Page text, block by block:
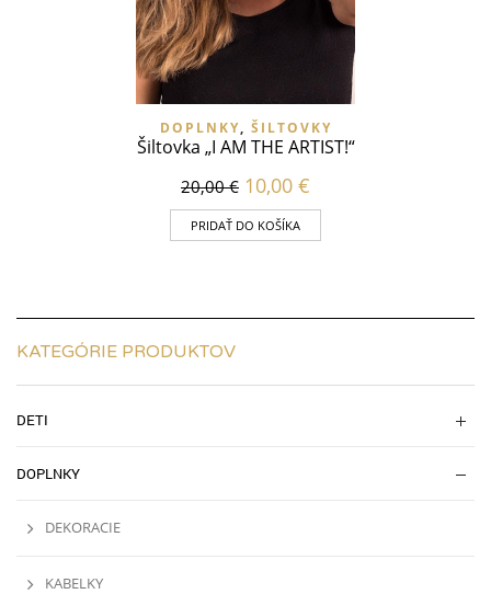
DOPLNKY, ŠILTOVKY
Šiltovka „I AM THE ARTIST!“
20,00€ 10,00 €
PRIDAŤ DO KOŠÍKA
KATEGÓRIE PRODUKTOV
DETI
DOPLNKY
DEKORACIE
KABELKY